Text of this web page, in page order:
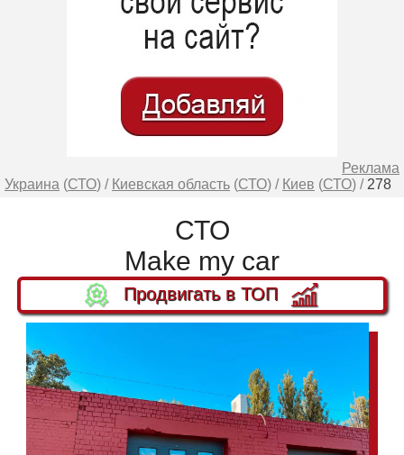
Реклама
Украина (СТО) / Киевская область (СТО) / Киев (СТО) / 278
СТО
Make my car
Продвигать в ТОП